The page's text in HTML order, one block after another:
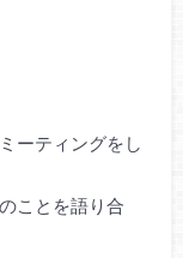
ーティングをし
ことを語り合